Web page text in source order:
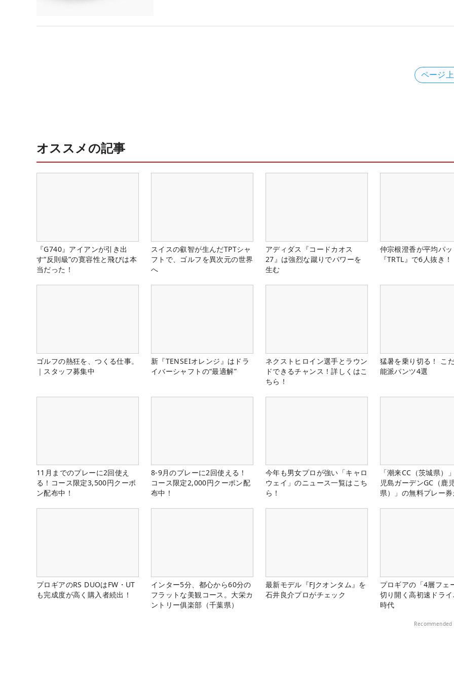
ページ
オススメの記事
『G740』アイアンが引き出
す“反則級”の寛容性と飛びは本
当だった！
スイスの叡智が生んだTPTシャ
フトで、ゴルフを異次元の世界
へ
アディダス『コードカオス
27』は強烈な蹴りでパワーを
生む
仲宗根澄香が平均パ
『TRTL』で6人抜き！
ゴルフの熱狂を、つくる仕事。
｜スタッフ募集中
新『TENSEIオレンジ』はドラ
イバーシャフトの“最適解”
ネクストヒロイン選手とラウン
ドできるチャンス！詳しくはこ
ちら！
猛暑を乗り切る！ こ
能派パンツ4選
11月までのプレーに2回使え
る！コース限定3,500円クーポ
ン配布中！
8-9月のプレーに2回使える！
コース限定2,000円クーポン配
布中！
今年も男女プロが強い「キャロ
ウェイ」のニュース一覧はこち
ら！
「潮来CC（茨城県）
児島ガーデンGC（鹿
県）」の無料プレー
プロギアのRS DUOはFW・UT
も完成度が高く購入者続出！
インター5分、都心から60分の
フラットな美観コース。大栄カ
ントリー俱楽部（千葉県）
最新モデル『FJクオンタム』を
石井良介プロがチェック
プロギアの「4層フェ
切り開く高初速ドラ
時代
Recommended